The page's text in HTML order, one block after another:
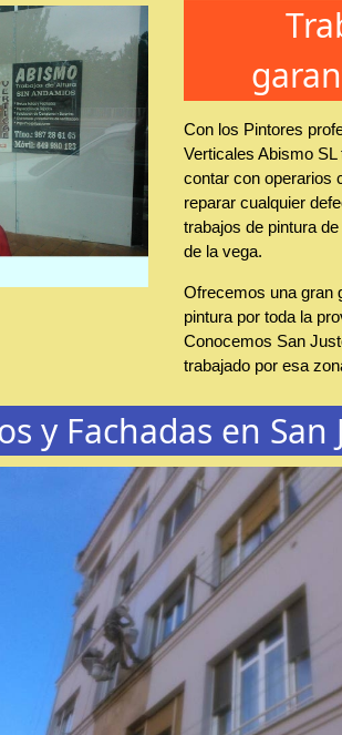
Con los Pintores
Verticales Abismo
contar con operarios
reparar cualquier
trabajos de pintura
de la vega.
Ofrecemos una gran
pintura por toda la
Conocemos San
trabajado por esa
y Fachadas en San